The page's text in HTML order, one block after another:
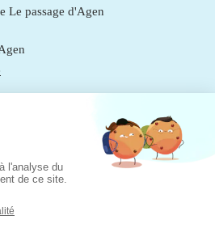
Le passage d'Agen